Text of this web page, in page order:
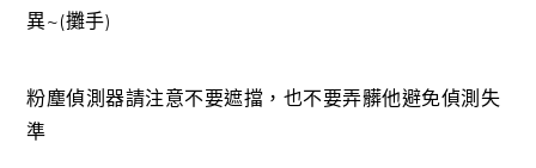
異~(攤手)
粉塵偵測器請注意不要遮擋，也不要弄髒他避免偵測失
準